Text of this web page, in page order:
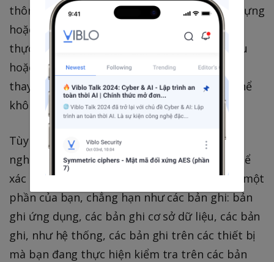
thông tin đơn giản, chẳng hạn như việc xây dựng
hoặc chạy nước rút khi thử nghiệm đã được
thực hiện. Với các phiên bản của cơ sở dữ liệu
hoặc lược đồ là các môi trường cơ sở dữ liệu
thay đổi, có những hậu quả bất ngờ mà có thể
không xuất hiện ngay.
Tùy thuộc vào loại phần mềm bạn đang thử
nghiệm, bạn có thể có bằng chứng bạn có thể
xác định và nắm bắt công việc tối thiểu trên một
phần của bạn, chẳng hạn như các bản ghi: bản
ghi ứng dụng, các bản ghi cơ sở dữ liệu, các bản
ghi, như hệ thống, các bản ghi trên các thiết bị
mà bạn đang thực hiện kiểm tra trên các bản